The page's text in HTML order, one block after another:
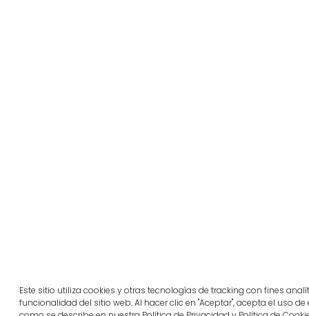
Este sitio utiliza cookies y otras tecnologías de tracking con fines
funcionalidad del sitio web. Al hacer clic en "Aceptar", acepta el uso